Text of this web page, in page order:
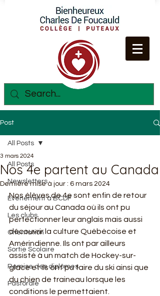
Post
All Posts
Newsletters
Evènement à BCDF
Les clubs
Orientation
Sortie Scolaire
Remise des diplômes
Pastorale
All Posts
Nos 4e partent au Canada
3 mars 2024
Dernière mise à jour : 6 mars 2024
Nos élèves de 4e sont enfin de retour
du séjour au Canada où ils ont pu
perfectionner leur anglais mais aussi
découvrir la culture Québécoise et
Amérindienne. Ils ont par ailleurs
assisté à un match de Hockey-sur-
glace et ils ont pu faire du ski ainsi que
du chien de traineau lorsque les
conditions le permettaient.